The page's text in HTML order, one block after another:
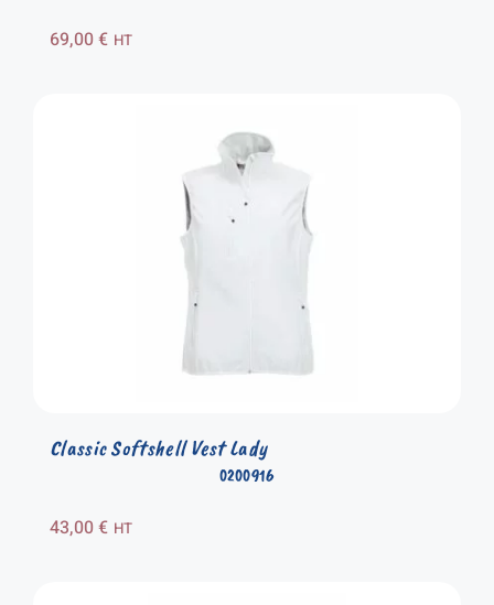
69,00€ HT
0200916
Classic Softshell Vest Lady
43,00€ HT